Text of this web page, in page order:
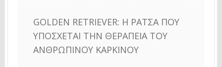
GOLDEN RETRIEVER: Η ΡΆΤΣΑ ΠΟΥ
ΥΠΌΣΧΕΤΑΙ ΤΗΝ ΘΕΡΑΠΕΊΑ ΤΟΥ
ΑΝΘΡΏΠΙΝΟΥ ΚΑΡΚΊΝΟΥ